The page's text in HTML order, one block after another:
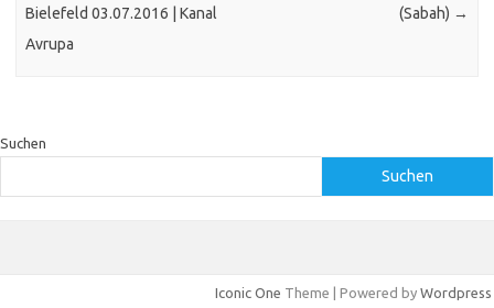
Bielefeld 03.07.2016 | Kanal
Avrupa
(Sabah) →
Suchen
Suchen
Iconic One Theme | Powered by Wordpress